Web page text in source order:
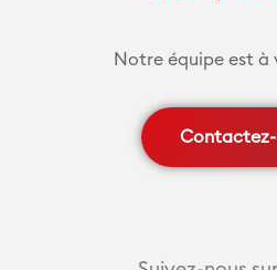
Notre équipe est à
Contactez-